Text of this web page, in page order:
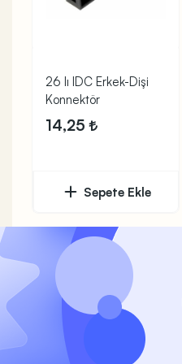
26 lı IDC Erkek-Dişi
Konnektör
14,25
Sepete Ekle